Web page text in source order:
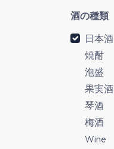
酒の種類
日本酒
焼酎
泡盛
果実酒
琴酒
梅酒
Wine